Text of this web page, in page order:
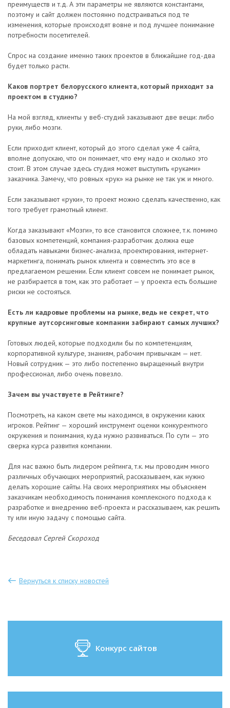
преимуществ и т.д. А эти параметры не являются константами,
поэтому и сайт должен постоянно подстраиваться под те
изменения, которые происходят вовне и под лучшее понимание
потребности посетителей.
Спрос на создание именно таких проектов в ближайшие год-два
будет только расти.
Каков портрет белорусского клиента, который приходит за
проектом в студию?
На мой взгляд, клиенты у веб-студий заказывают две вещи: либо
руки, либо мозги.
Если приходит клиент, который до этого сделал уже 4 сайта,
вполне допускаю, что он понимает, что ему надо и сколько это
стоит. В этом случае здесь студия может выступить «руками»
заказчика. Замечу, что ровных «рук» на рынке не так уж и много.
Если заказывают «руки», то проект можно сделать качественно, как
того требует грамотный клиент.
Когда заказывают «Мозги», то все становится сложнее, т.к. помимо
базовых компетенций, компания-разработчик должна еще
обладать навыками бизнес-анализа, проектирования, интернет-
маркетинга, понимать рынок клиента и совместить это все в
предлагаемом решении. Если клиент совсем не понимает рынок,
не разбирается в том, как это работает — у проекта есть большие
риски не состояться.
Есть ли кадровые проблемы на рынке, ведь не секрет, что
крупные аутсорсинговые компании забирают самых лучших?
Готовых людей, которые подходили бы по компетенциям,
корпоративной культуре, знаниям, рабочим привычкам — нет.
Новый сотрудник — это либо постепенно выращенный внутри
профессионал, либо очень повезло.
Зачем вы участвуете в Рейтинге?
Посмотреть, на каком свете мы находимся, в окружении каких
игроков. Рейтинг — хороший инструмент оценки конкурентного
окружения и понимания, куда нужно развиваться. По сути — это
сверка курса развития компании.
Для нас важно быть лидером рейтинга, т.к. мы проводим много
различных обучающих мероприятий, рассказываем, как нужно
делать хорошие сайты. На своих мероприятиях мы объясняем
заказчикам необходимость понимания комплексного подхода к
разработке и внедрению веб-проекта и рассказываем, как решить
ту или иную задачу с помощью сайта.
Беседовал Сергей Скороход
Вернуться к списку новостей
Конкурс сайтов